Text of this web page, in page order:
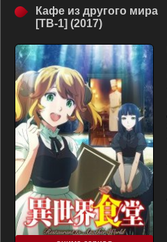
Кафе из другого мира
[ТВ-1] (2017)